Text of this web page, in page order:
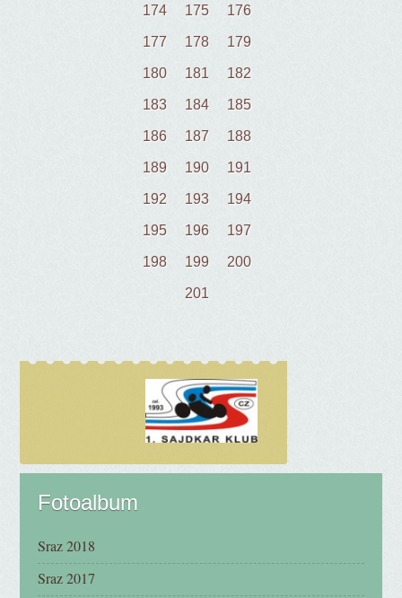
174 175 176
177 178 179
180 181 182
183 184 185
186 187 188
189 190 191
192 193 194
195 196 197
198 199 200
201
Fotoalbum
Sraz 2018
Sraz 2017